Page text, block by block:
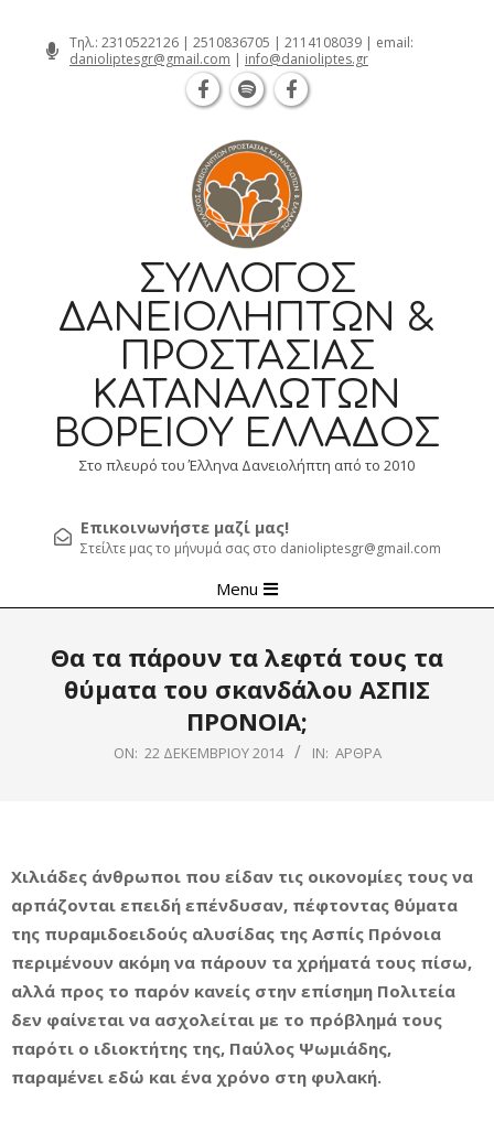
Τηλ.: 2310522126 | 2510836705 | 2114108039 | email:
danioliptesgr@gmail.com | info@danioliptes.gr
ΣΎΛΛΟΓΟΣ
ΔΑΝΕΙΟΛΗΠΤΏΝ &
ΠΡΟΣΤΑΣΊΑΣ
ΚΑΤΑΝΑΛΩΤΏΝ
ΒΟΡΕΊΟΥ ΕΛΛΆΔΟΣ
Στο πλευρό του Έλληνα Δανειολήπτη από το 2010
Επικοινωνήστε μαζί μας!
Στείλτε μας το μήνυμά σας στο danioliptesgr@gmail.com
Navigation
Menu
Θα τα πάρουν τα λεφτά τους τα
θύματα του σκανδάλου ΑΣΠΙΣ
ΠΡΟΝΟΙΑ;
ON: 22 ΔΕΚΕΜΒΡΊΟΥ 2014 IN: ΆΡΘΡΑ
Χιλιάδες άνθρωποι που είδαν τις οικονομίες τους να
αρπάζονται επειδή επένδυσαν, πέφτοντας θύματα
της πυραμιδοειδούς αλυσίδας της Ασπίς Πρόνοια
περιμένουν ακόμη να πάρουν τα χρήματά τους πίσω,
αλλά προς το παρόν κανείς στην επίσημη Πολιτεία
δεν φαίνεται να ασχολείται με το πρόβλημά τους
παρότι ο ιδιοκτήτης της, Παύλος Ψωμιάδης,
παραμένει εδώ και ένα χρόνο στη φυλακή.